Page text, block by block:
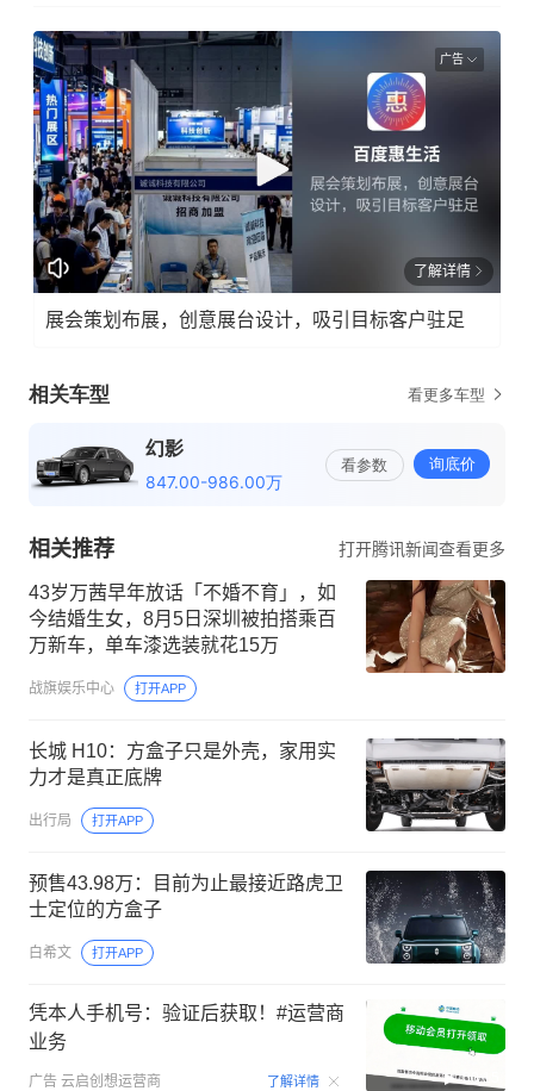
广告
了解详情
展会策划布展，创意展台设计，吸引目标客户驻足
相关推荐 打开腾讯新闻查看更多
43岁万茜早年放话「不婚不育」，如
今结婚生女，8月5日深圳被拍搭乘百
万新车，单车漆选装就花15万
战旗娱乐中心 打开APP
长城 H10：方盒子只是外壳，家用实
力才是真正底牌
出行局 打开APP
预售43.98万：目前为止最接近路虎卫
士定位的方盒子
白希文 打开APP
凭本人手机号：验证后获取！#运营商
业务
广告 云启创想运营商 了解详情 00:15